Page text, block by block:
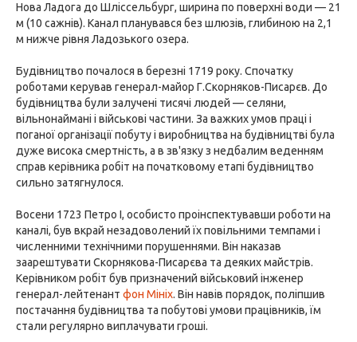
Нова Ладога до Шліссельбург, ширина по поверхні води — 21
м (10 сажнів). Канал планувався без шлюзів, глибиною на 2,1
м нижче рівня Ладозького озера.
Будівництво почалося в березні 1719 року. Спочатку
роботами керував генерал-майор Г.Скорняков-Писарєв. До
будівництва були залучені тисячі людей — селяни,
вільнонаймані і військові частини. За важких умов праці і
поганої організації побуту і виробництва на будівництві була
дуже висока смертність, а в зв'язку з недбалим веденням
справ керівника робіт на початковому етапі будівництво
сильно затягнулося.
Восени 1723 Петро I, особисто проінспектувавши роботи на
каналі, був вкрай незадоволений їх повільними темпами і
численними технічними порушеннями. Він наказав
заарештувати Скорнякова-Писарєва та деяких майстрів.
Керівником робіт був призначений військовий інженер
генерал-лейтенант фон Мініх. Він навів порядок, поліпшив
постачання будівництва та побутові умови працівників, їм
стали регулярно виплачувати гроші.